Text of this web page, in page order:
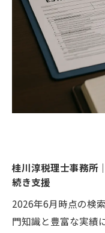
桂川淳税理士事務所
続き支援
2026年6月時点の検
門知識と豊富な実績